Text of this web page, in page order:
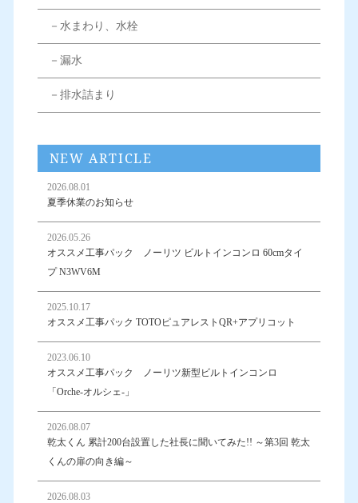
－水まわり、水栓
－漏水
－排水詰まり
NEW ARTICLE
2026.08.01
夏季休業のお知らせ
2026.05.26
オススメ工事パック ノーリツ ビルトインコンロ 60cmタイ
プ N3WV6M
2025.10.17
オススメ工事パック TOTOピュアレストQR+アプリコット
2023.06.10
オススメ工事パック ノーリツ新型ビルトインコンロ
「Orche-オルシェ-」
2026.08.07
乾太くん 累計200台設置した社長に聞いてみた!! ～第3回 乾太
くんの扉の向き編～
2026.08.03